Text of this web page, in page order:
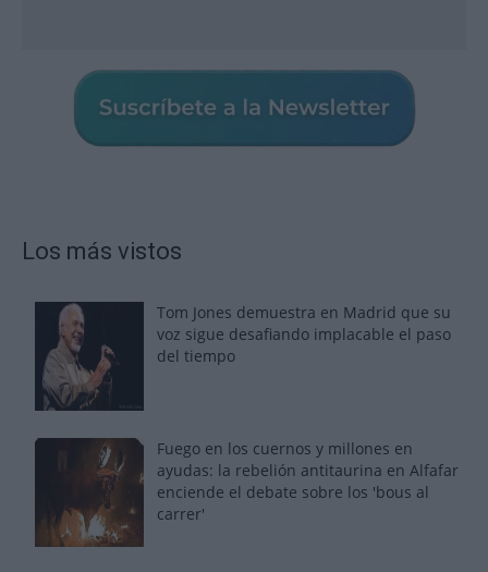
Los más vistos
Tom Jones demuestra en Madrid que su
voz sigue desafiando implacable el paso
del tiempo
Fuego en los cuernos y millones en
ayudas: la rebelión antitaurina en Alfafar
enciende el debate sobre los 'bous al
carrer'